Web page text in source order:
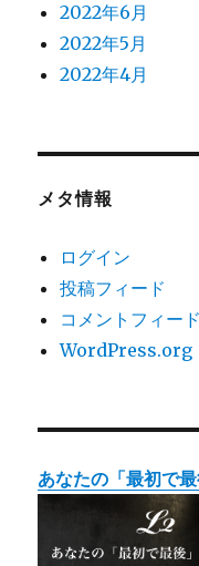
2022年6月
2022年5月
2022年4月
メタ情報
ログイン
投稿フィード
コメントフィード
WordPress.org
あなたの「最初で